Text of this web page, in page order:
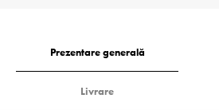
Prezentare generală
Livrare